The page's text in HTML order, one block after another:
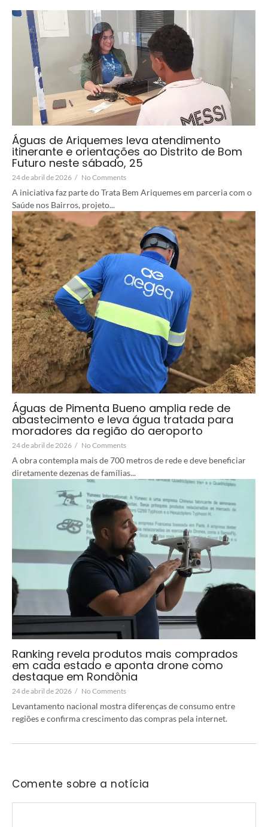
Águas de Ariquemes leva atendimento
itinerante e orientações ao Distrito de Bom
Futuro neste sábado, 25
24 de abril de 2026 / No Comments
A iniciativa faz parte do Trata Bem Ariquemes em parceria com o
Saúde nos Bairros, projeto...
Águas de Pimenta Bueno amplia rede de
abastecimento e leva água tratada para
moradores da região do aeroporto
24 de abril de 2026 / No Comments
A obra contempla mais de 700 metros de rede e deve beneficiar
diretamente dezenas de famílias...
Ranking revela produtos mais comprados
em cada estado e aponta drone como
destaque em Rondônia
24 de abril de 2026 / No Comments
Levantamento nacional mostra diferenças de consumo entre
regiões e confirma crescimento das compras pela internet.
Comente sobre a notícia